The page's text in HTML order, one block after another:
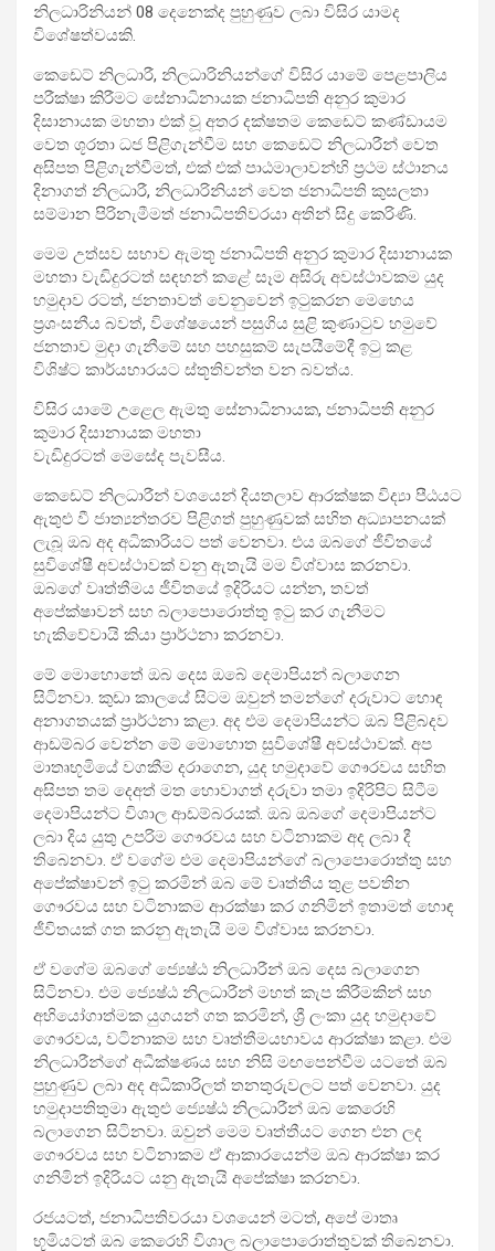
නිලධාරිනියන් 08 දෙනෙක්ද පුහුණුව ලබා විසිර යාමද
විශේෂත්වයකි.
කෙඩෙට් නිලධාරී, නිලධාරිනියන්ගේ විසිර යාමේ පෙළපාලිය
පරීක්ෂා කිරීමට සේනාධිනායක ජනාධිපති අනුර කුමාර
දිසානායක මහතා එක් වූ අතර දක්ෂතම කෙඩෙට් කණ්ඩායම
වෙත ශූරතා ධජ පිළිගැන්වීම සහ කෙඩෙට් නිලධාරීන් වෙත
අසිපත පිළිගැන්වීමත්, එක් එක් පාඨමාලාවන්හි ප්‍රථම ස්ථානය
දිනාගත් නිලධාරී, නිලධාරිනියන් වෙත ජනාධිපති කුසලතා
සම්මාන පිරිනැමීමත් ජනාධිපතිවරයා අතින් සිදු කෙරිණි.
මෙම උත්සව සභාව ඇමතූ ජනාධිපති අනුර කුමාර දිසානායක
මහතා වැඩිදුරටත් සඳහන් කළේ සෑම අසිරු අවස්ථාවකම යුද
හමුදාව රටත්, ජනතාවත් වෙනුවෙන් ඉටුකරන මෙහෙය
ප්‍රශංසනීය බවත්, විශේෂයෙන් පසුගිය සුළි කුණාටුව හමුවේ
ජනතාව මුදා ගැනීමේ සහ පහසුකම් සැපයීමේදී ඉටු කළ
විශිෂ්ට කාර්යභාරයට ස්තූතිවන්ත වන බවත්ය.
විසිර යාමේ උළෙල ඇමතු සේනාධිනායක, ජනාධිපති අනුර
කුමාර දිසානායක මහතා
වැඩිදුරටත් මෙසේද පැවසීය.
කෙඩෙට් නිලධාරීන් වශයෙන් දියතලාව ආරක්ෂක විද්‍යා පීඨයට
ඇතුළු වී ජාත්‍යන්තරව පිළිගත් පුහුණුවක් සහිත අධ්‍යාපනයක්
ලැබූ ඔබ අද අධිකාරියට පත් වෙනවා. එය ඔබගේ ජීවිතයේ
සුවිශේෂී අවස්ථාවක් වනු ඇතැයි මම විශ්වාස කරනවා.
ඔබගේ වෘත්තීමය ජීවිතයේ ඉදිරියට යන්න, තවත්
අපේක්ෂාවන් සහ බලාපොරොත්තු ඉටු කර ගැනීමට
හැකිවේවායි කියා ප්‍රාර්ථනා කරනවා.
මේ මොහොතේ ඔබ දෙස ඔබේ දෙමාපියන් බලාගෙන
සිටිනවා. කුඩා කාලයේ සිටම ඔවුන් තමන්ගේ දරුවාට හොඳ
අනාගතයක් ප්‍රාර්ථනා කළා. අද එම දෙමාපියන්ට ඔබ පිළිබදව
ආඩම්බර වෙන්න මේ මොහොත සුවිශේෂී අවස්ථාවක්. අප
මාතෘභූමියේ වගකීම දරාගෙන, යුද හමුදාවේ ගෞරවය සහිත
අසිපත තම දෙඅත් මත හොවාගත් දරුවා තමා ඉදිරිපිට සිටීම
දෙමාපියන්ට විශාල ආඩම්බරයක්. ඔබ ඔබගේ දෙමාපියන්ට
ලබා දිය යුතු උපරිම ගෞරවය සහ වටිනාකම අද ලබා දී
තිබෙනවා. ඒ වගේම එම දෙමාපියන්ගේ බලාපොරොත්තු සහ
අපේක්ෂාවන් ඉටු කරමින් ඔබ මේ වෘත්තීය තුළ පවතින
ගෞරවය සහ වටිනාකම ආරක්ෂා කර ගනිමින් ඉතාමත් හොඳ
ජීවිතයක් ගත කරනු ඇතැයි මම විශ්වාස කරනවා.
ඒ වගේම ඔබගේ ජ්‍යෙෂ්ඨ නිලධාරීන් ඔබ දෙස බලාගෙන
සිටිනවා. එම ජ්‍යෙෂ්ඨ නිලධාරීන් මහත් කැප කිරීමකින් සහ
අභියෝගාත්මක යුගයන් ගත කරමින්, ශ්‍රී ලංකා යුද හමුදාවේ
ගෞරවය, වටිනාකම සහ වෘත්තීමයභාවය ආරක්ෂා කළා. එම
නිලධාරීන්ගේ අධීක්ෂණය සහ නිසි මඟපෙන්වීම යටතේ ඔබ
පුහුණුව ලබා අද අධිකාරිලත් තනතුරුවලට පත් වෙනවා. යුද
හමුදාපතිතුමා ඇතුළු ජ්‍යෙෂ්ඨ නිලධාරීන් ඔබ කෙරෙහි
බලාගෙන සිටිනවා. ඔවුන් මෙම වෘත්තීයට ගෙන එන ලද
ගෞරවය සහ වටිනාකම ඒ ආකාරයෙන්ම ඔබ ආරක්ෂා කර
ගනිමින් ඉදිරියට යනු ඇතැයි අපේක්ෂා කරනවා.
රජයටත්, ජනාධිපතිවරයා වශයෙන් මටත්, අපේ මාතෘ
භූමියටත් ඔබ කෙරෙහි විශාල බලාපොරොත්තුවක් තිබෙනවා.